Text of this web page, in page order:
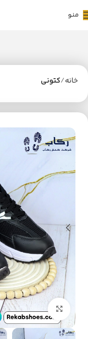
منو
خانه کتونی
بزرگنمایی تصویر